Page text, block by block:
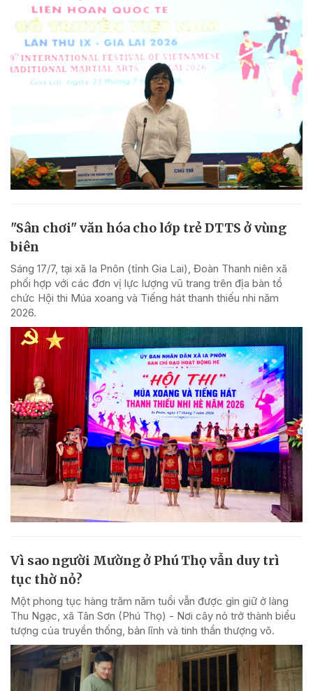
"Sân chơi" văn hóa cho lớp trẻ DTTS ở vùng
biên
Sáng 17/7, tại xã Ia Pnôn (tỉnh Gia Lai), Đoàn Thanh niên xã
phối hợp với các đơn vị lực lượng vũ trang trên địa bàn tổ
chức Hội thi Múa xoang và Tiếng hát thanh thiếu nhi năm
2026.
Vì sao người Mường ở Phú Thọ vẫn duy trì
tục thờ nỏ?
Một phong tục hàng trăm năm tuổi vẫn được gìn giữ ở làng
Thu Ngạc, xã Tân Sơn (Phú Thọ) - Nơi cây nỏ trở thành biểu
tượng của truyền thống, bản lĩnh và tinh thần thượng võ.